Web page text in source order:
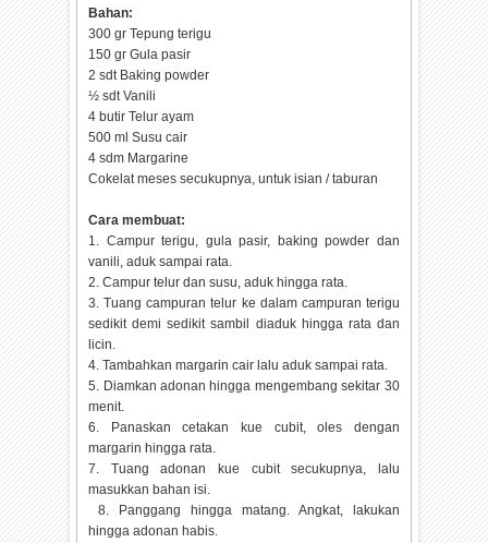
Bahan:
300 gr Tepung terigu
150 gr Gula pasir
2 sdt Baking powder
½ sdt Vanili
4 butir Telur ayam
500 ml Susu cair
4 sdm Margarine
Cokelat meses secukupnya, untuk isian / taburan
Cara membuat:
1. Campur terigu, gula pasir, baking powder dan
vanili, aduk sampai rata.
2. Campur telur dan susu, aduk hingga rata.
3. Tuang campuran telur ke dalam campuran terigu
sedikit demi sedikit sambil diaduk hingga rata dan
licin.
4. Tambahkan margarin cair lalu aduk sampai rata.
5. Diamkan adonan hingga mengembang sekitar 30
menit.
6. Panaskan cetakan kue cubit, oles dengan
margarin hingga rata.
7. Tuang adonan kue cubit secukupnya, lalu
masukkan bahan isi.
8. Panggang hingga matang. Angkat, lakukan
hingga adonan habis.